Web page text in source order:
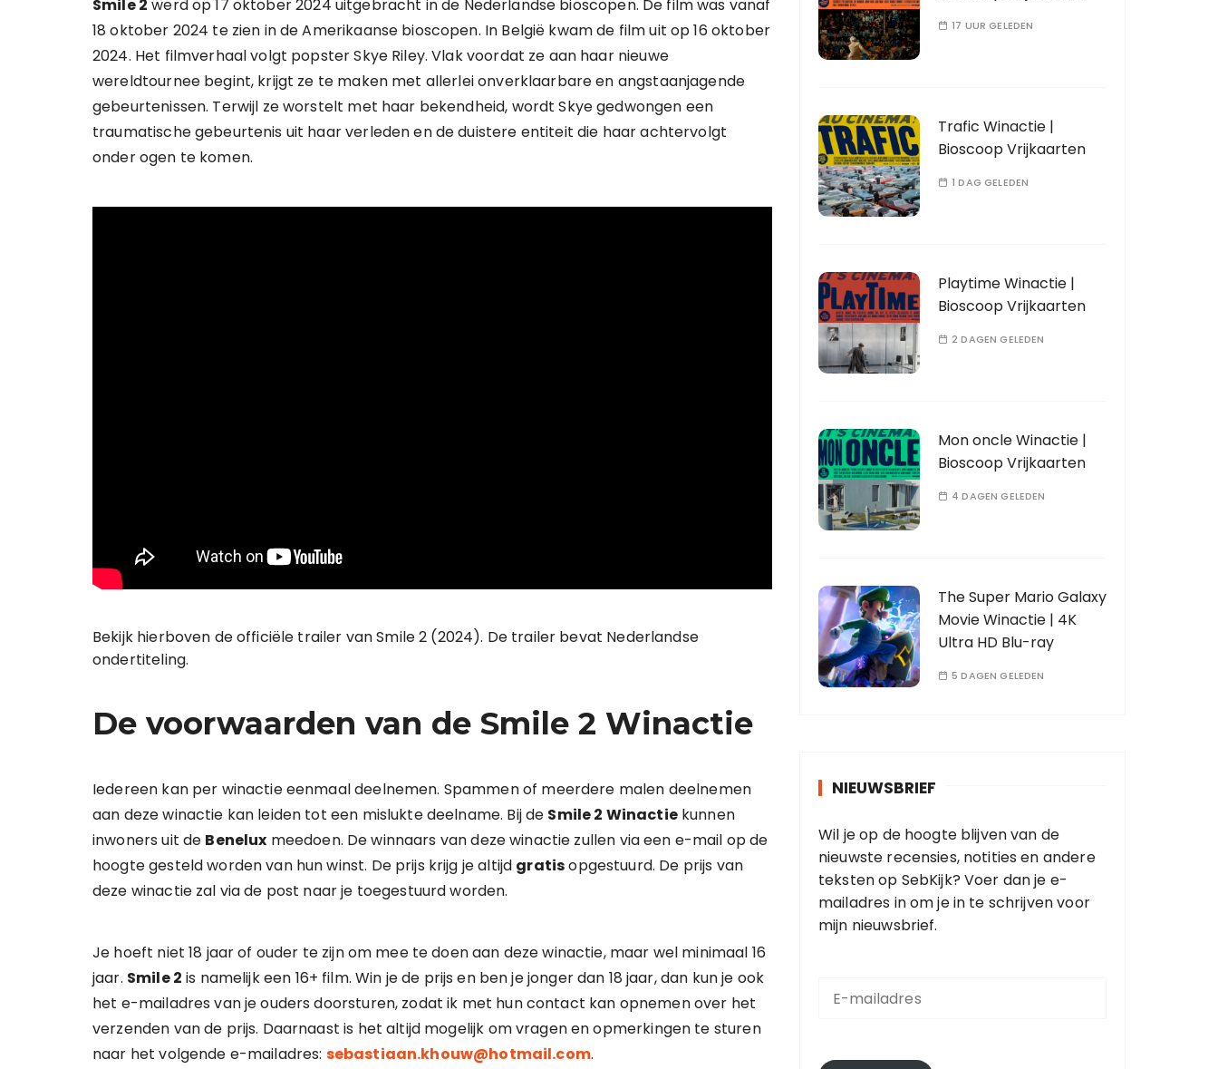
Smile 2 werd op 17 oktober 2024 uitgebracht in de Nederlandse bioscopen. De film was vanaf
18 oktober 2024 te zien in de Amerikaanse bioscopen. In België kwam de film uit op 16 oktober
2024. Het filmverhaal volgt popster Skye Riley. Vlak voordat ze aan haar nieuwe
wereldtournee begint, krijgt ze te maken met allerlei onverklaarbare en angstaanjagende
gebeurtenissen. Terwijl ze worstelt met haar bekendheid, wordt Skye gedwongen een
traumatische gebeurtenis uit haar verleden en de duistere entiteit die haar achtervolgt
onder ogen te komen.
Bekijk hierboven de officiële trailer van Smile 2 (2024). De trailer bevat Nederlandse
ondertiteling.
De voorwaarden van de Smile 2 Winactie
Iedereen kan per winactie eenmaal deelnemen. Spammen of meerdere malen deelnemen
aan deze winactie kan leiden tot een mislukte deelname. Bij de Smile 2 Winactiekunnen
inwoners uit de Benelux meedoen. De winnaars van deze winactie zullen via een e-mail op de
hoogte gesteld worden van hun winst. De prijs krijg je altijd gratisopgestuurd. De prijs van
deze winactie zal via de post naar je toegestuurd worden.
Je hoeft niet 18 jaar of ouder te zijn om mee te doen aan deze winactie, maar wel minimaal 16
jaar. Smile 2 is namelijk een 16+ film. Win je de prijs en ben je jonger dan 18 jaar, dan kun je ook
het e-mailadres van je ouders doorsturen, zodat ik met hun contact kan opnemen over het
verzenden van de prijs. Daarnaast is het altijd mogelijk om vragen en opmerkingen te sturen
naar het volgende e-mailadres: sebastiaan.khouw@hotmail.com.
17 UUR GELEDEN
Trafic Winactie |
Bioscoop Vrijkaarten
1 DAG GELEDEN
Playtime Winactie |
Bioscoop Vrijkaarten
2 DAGEN GELEDEN
Mon oncle Winactie |
Bioscoop Vrijkaarten
4 DAGEN GELEDEN
The Super Mario Galaxy
Movie Winactie | 4K
Ultra HD Blu-ray
5 DAGEN GELEDEN
NIEUWSBRIEF
Wil je op de hoogte blijven van de
nieuwste recensies, notities en andere
teksten op SebKijk? Voer dan je e-
mailadres in om je in te schrijven voor
mijn nieuwsbrief.